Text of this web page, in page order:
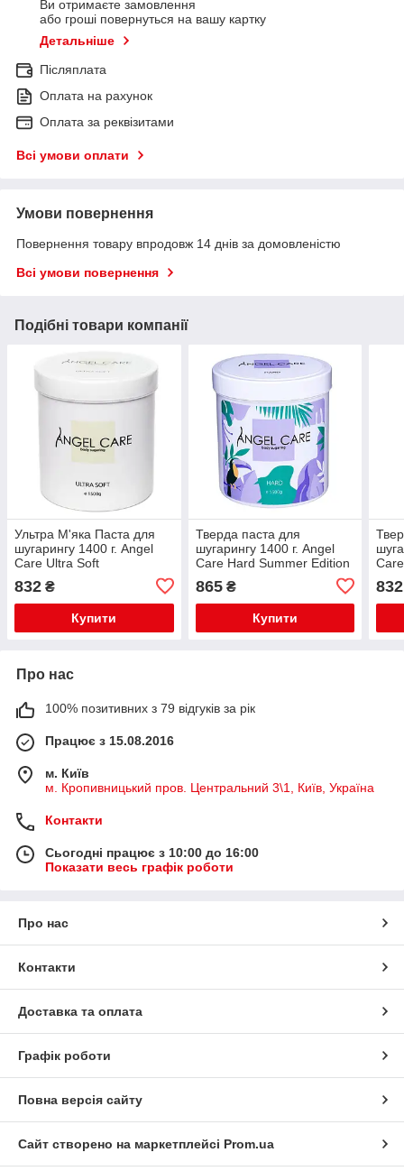
Ви отримаєте замовлення
або гроші повернуться на вашу картку
Детальніше
Післяплата
Оплата на рахунок
Оплата за реквізитами
Всі умови оплати
Умови повернення
Повернення товару впродовж 14 днів за домовленістю
Всі умови повернення
Подібні товари компанії
Ультра М'яка Паста для
шугарингу 1400 г. Angel
Care Ultra Soft
832 ₴
Купити
Тверда паста для
шугарингу 1400 г. Angel
Care Hard Summer Edition
865₴
Купити
832
Про нас
100% позитивних з 79 відгуків за рік
Працює з 15.08.2016
м. Київ
м. Кропивницький пров. Центральний 3\1, Київ, Україна
Контакти
Сьогодні працює з 10:00 до 16:00
Показати весь графік роботи
Про нас
Контакти
Доставка та оплата
Графік роботи
Повна версія сайту
Сайт створено на маркетплейсі Prom.ua